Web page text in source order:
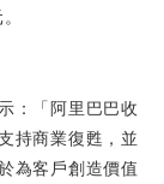
：「阿里巴巴收
持商業復甦，並
為客戶創造價值